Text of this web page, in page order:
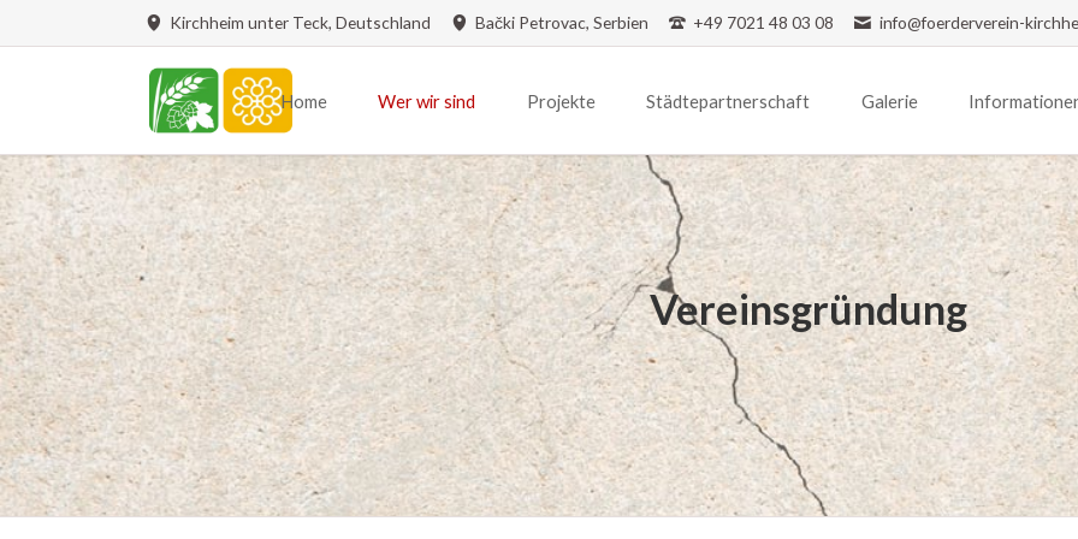
Kirchheim unter Teck, Deutschland Bački Petrovac, Serbien +49 7021 48 03 08 info@foerderverein-
Home Wer wir sind
Grußwort
Vereinsvorstand
Vereinsstruktur
Vereinssatzung
Projekte
Renovierung Bulkeser Kirche Tafeltexte/Historie Ausstellung
Städtepartnerschaft
Städtepartnerschaft
Begegnungen in Bački Petrovac
Besuch der Grundschule Jan Čajak
Präsentation der Sanierungspläne der ehemaligen
200 Jahre Kirche/ Festwochenende in Maglić
Konzertreise der Jugendkapelle Kirchheim unter
Besuch der deutschen Botschafterin Anke Konrad
70 jähriges Jubiläum des Kulturvereins Đura Jakšić
Begegnungen in Kirchheim unter Teck
Galerie
Bildergalerie
Videogalerie
Presse
Newsletter
Exposé
Links
Vereinsgründung